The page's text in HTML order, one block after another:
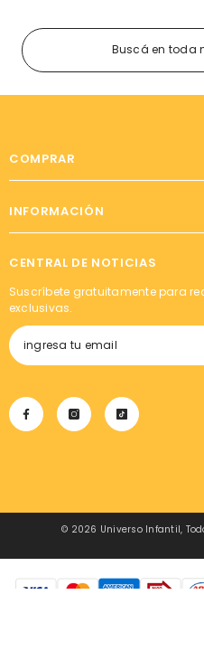
COMPRAR
INFORMACIÓN
CENTRAL DE NOTICIAS
Suscríbete gratuitamente para
exclusivas.
© 2026 Universo Infantil,